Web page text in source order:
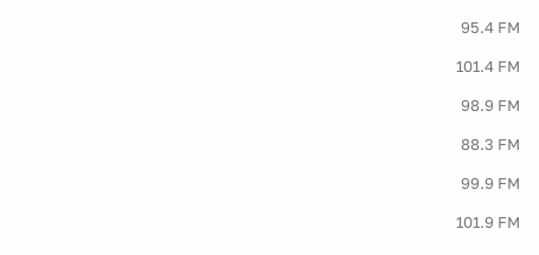
95.4 FM
101.4 FM
98.9 FM
88.3 FM
99.9 FM
101.9 FM